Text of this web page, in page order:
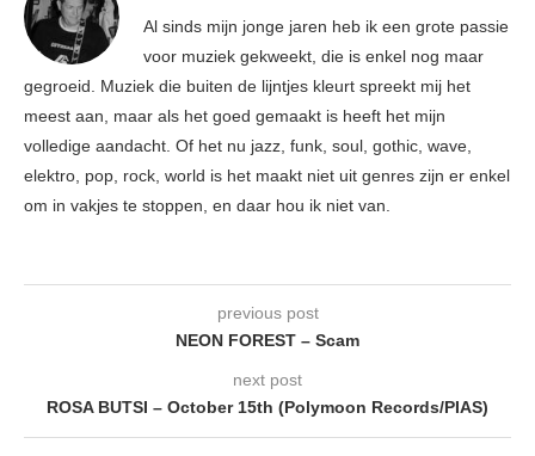
Al sinds mijn jonge jaren heb ik een grote passie
voor muziek gekweekt, die is enkel nog maar
gegroeid. Muziek die buiten de lijntjes kleurt spreekt mij het
meest aan, maar als het goed gemaakt is heeft het mijn
volledige aandacht. Of het nu jazz, funk, soul, gothic, wave,
elektro, pop, rock, world is het maakt niet uit genres zijn er enkel
om in vakjes te stoppen, en daar hou ik niet van.
previous post
NEON FOREST – Scam
next post
ROSA BUTSI – October 15th (Polymoon Records/PIAS)